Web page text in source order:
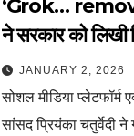
‘Grok…
ने सरकार को लिखी
पर… –
sabha mp
Grok
JANUARY 2, 2026
सोशल मीडिया
सांसद प्रियंका चतुर्वेदी